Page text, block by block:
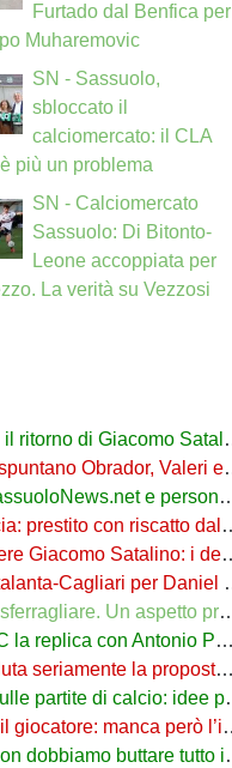
Furtado dal Benfica per
Muharemovic
SN - Sassuolo,
sbloccato il
calciomercato: il CLA
più un problema
SN - Calciomercato
Sassuolo: Di Bitonto-
Leone accoppiata per
La verità su Vezzosi
Satalino a un mese dall'addio
Valeri e Darmian per la difesa
e personalizza le tue notizie
con riscatto dal Sassuolo
Satalino: i dettagli
per Daniel Maldini: i dettagli
preoccupa Aquilani dopo il Celta
Parrotto seconda voce nel 2° tempo
la proposta neroverde
idee per gli appassionati di sport
però l’intesa con il Sassuolo
buttare tutto in vacca”